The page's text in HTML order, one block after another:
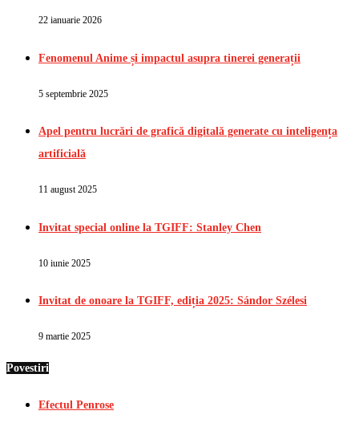
22 ianuarie 2026
Fenomenul Anime și impactul asupra tinerei generații
5 septembrie 2025
Apel pentru lucrări de grafică digitală generate cu inteligența
artificială
11 august 2025
Invitat special online la TGIFF: Stanley Chen
10 iunie 2025
Invitat de onoare la TGIFF, ediția 2025: Sándor Szélesi
9 martie 2025
Povestiri
Efectul Penrose